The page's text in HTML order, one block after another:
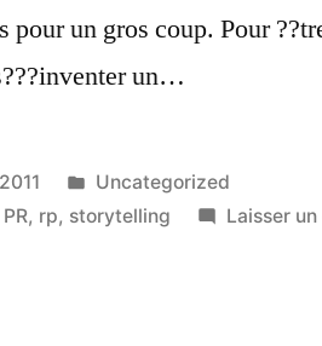
pour un gros coup. Pour
un…
Publié
dans
Uncategorized
PR, rp, storytelling Laisser